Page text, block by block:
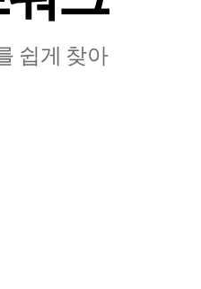
쉽⁠게 찾⁠아